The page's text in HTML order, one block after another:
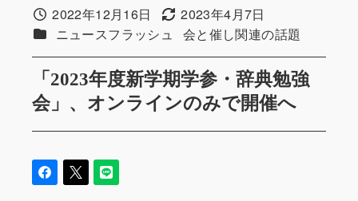
「2023年度新学期学参・辞典勉強
会」、オンラインのみで開催へ
投稿日2022年12月16日 更新日2023年4月7日
カテゴリー
ニュースフラッシュ カテゴリー
会と催し関連の話題